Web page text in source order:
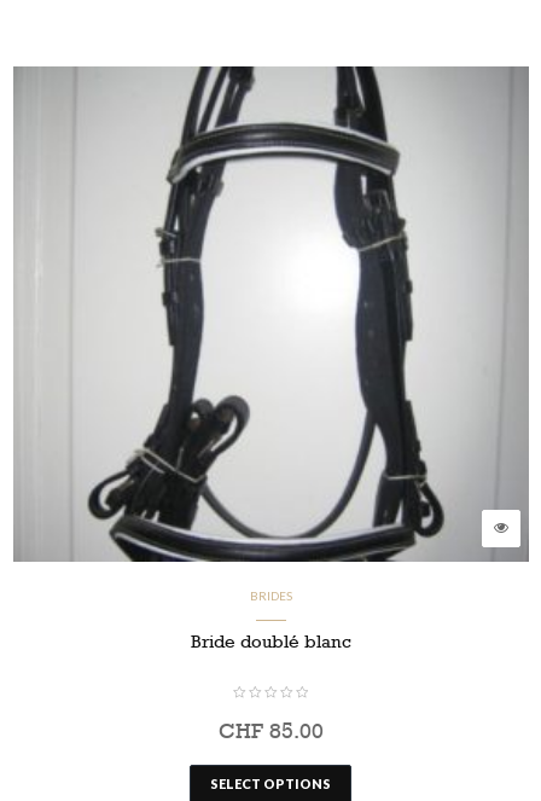
BRIDES
Bride doublé blanc
CHF85.00
SELECT OPTIONS